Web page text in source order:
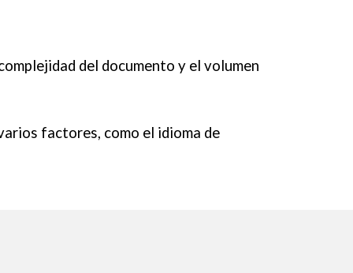
del documento y el volumen
factores, como el idioma de